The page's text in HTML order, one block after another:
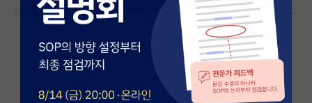
커뮤니티
커뮤니티 홈
전체글보기
베스트 게시판
2023.11.03
50 9095